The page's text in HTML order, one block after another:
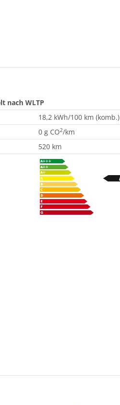
nach WLTP
18,2 kWh/100 km (komb.)
0 g CO2/km
520 km